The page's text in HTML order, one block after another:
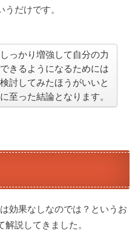
だけです。
っかり増強して自分の力
きるようになるためには
討してみたほうがいいと
至った結論となります。
効果なしなのでは？というお
説してきました。